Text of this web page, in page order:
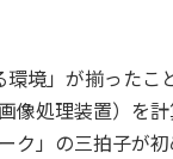
境」が揃った
像処理装置）
ク」の三拍子が